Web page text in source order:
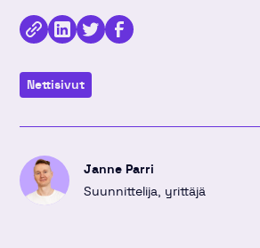
KopioiJaa
Linkedinissä
Jaa
Twitterissä
Jaa
Nettisivut
Janne Parri
Suunnittelija, yrittäjä